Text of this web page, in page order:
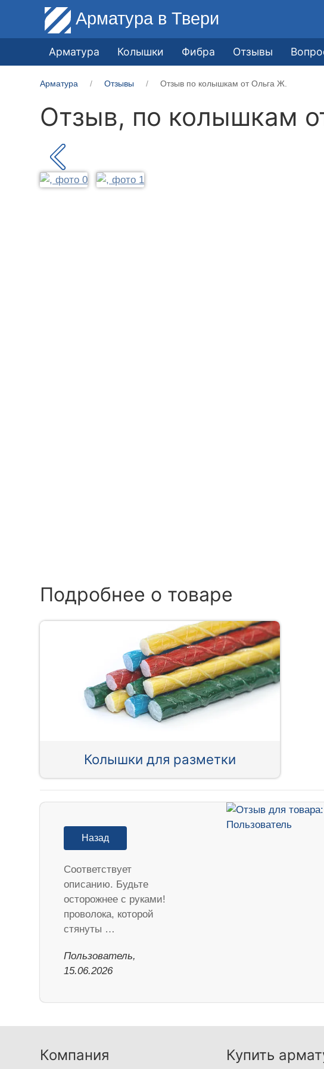
Арматура в Твери
Арматура Колышки Фибра Отзывы
Арматура Отзывы Отзыв по колышкам от Ольга Ж.
Отзыв, по колышкам
Подробнее о товаре
Колышки для разметки
Назад
Соответствует
описанию. Будьте
осторожнее с руками!
проволока, которой
стянуты …
Пользователь,
15.06.2026
Компания Купить